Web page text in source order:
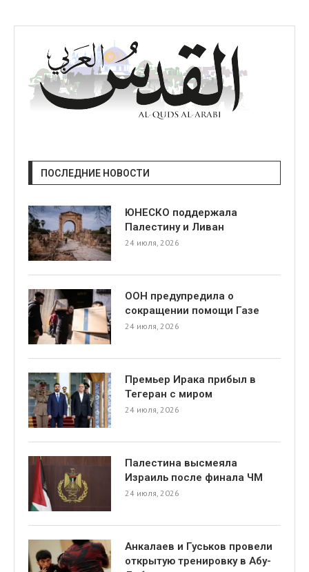
ПОСЛЕДНИЕ НОВОСТИ
ЮНЕСКО поддержала
Палестину и Ливан
24 июля, 2026
ООН предупредила о
сокращении помощи Газе
24 июля, 2026
Премьер Ирака прибыл в
Тегеран с миром
24 июля, 2026
Палестина высмеяла
Израиль после финала ЧМ
24 июля, 2026
Анкалаев и Гуськов провели
открытую тренировку в Абу-